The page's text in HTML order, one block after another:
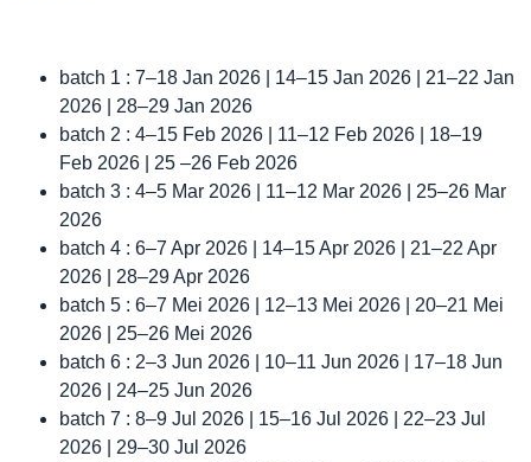
batch 1 : 7–18 Jan 2026 | 14–15 Jan 2026 | 21–22 Jan
2026 | 28–29 Jan 2026
batch 2 : 4–15 Feb 2026 | 11–12 Feb 2026 | 18–19
Feb 2026 | 25 –26 Feb 2026
batch 3 : 4–5 Mar 2026 | 11–12 Mar 2026 | 25–26 Mar
2026
batch 4 : 6–7 Apr 2026 | 14–15 Apr 2026 | 21–22 Apr
2026 | 28–29 Apr 2026
batch 5 : 6–7 Mei 2026 | 12–13 Mei 2026 | 20–21 Mei
2026 | 25–26 Mei 2026
batch 6 : 2–3 Jun 2026 | 10–11 Jun 2026 | 17–18 Jun
2026 | 24–25 Jun 2026
batch 7 : 8–9 Jul 2026 | 15–16 Jul 2026 | 22–23 Jul
2026 | 29–30 Jul 2026